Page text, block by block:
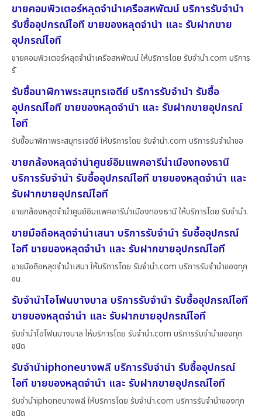
ขายคอมพิวเตอร์หลุดจำนำเครือสหพัฒน์ บริการรับจำนำ
รับซื้ออุปกรณ์ไอที ขายของหลุดจำนำ และ รับฝากขาย
อุปกรณ์ไอที
ขายคอมพิวเตอร์หลุดจำนำเครือสหพัฒน์ ให้บริการโดย รับจํานํา.com บริการ
รั
รับซื้อนาฬิกาพระสมุทรเจดีย์ บริการรับจำนำ รับซื้อ
อุปกรณ์ไอที ขายของหลุดจำนำ และ รับฝากขายอุปกรณ์
ไอที
รับซื้อนาฬิกาพระสมุทรเจดีย์ ให้บริการโดย รับจํานํา.com บริการรับจำนำขอ
ขายกล้องหลุดจำนำศูนย์อิมแพคอารีน่าเมืองทองธานี
บริการรับจำนำ รับซื้ออุปกรณ์ไอที ขายของหลุดจำนำ และ
รับฝากขายอุปกรณ์ไอที
ขายกล้องหลุดจำนำศูนย์อิมแพคอารีน่าเมืองทองธานี ให้บริการโดย รับจํานํา.
ขายมือถือหลุดจำนำเสนา บริการรับจำนำ รับซื้ออุปกรณ์
ไอที ขายของหลุดจำนำ และ รับฝากขายอุปกรณ์ไอที
ขายมือถือหลุดจำนำเสนา ให้บริการโดย รับจํานํา.com บริการรับจำนำของทุก
ชน
รับจำนำไอโฟนบางบาล บริการรับจำนำ รับซื้ออุปกรณ์ไอที
ขายของหลุดจำนำ และ รับฝากขายอุปกรณ์ไอที
รับจำนำไอโฟนบางบาล ให้บริการโดย รับจํานํา.com บริการรับจำนำของทุก
ชนิด
รับจำนำiphoneบางพลี บริการรับจำนำ รับซื้ออุปกรณ์
ไอที ขายของหลุดจำนำ และ รับฝากขายอุปกรณ์ไอที
รับจำนำiphoneบางพลี ให้บริการโดย รับจํานํา.com บริการรับจำนำของทุก
ชนิด